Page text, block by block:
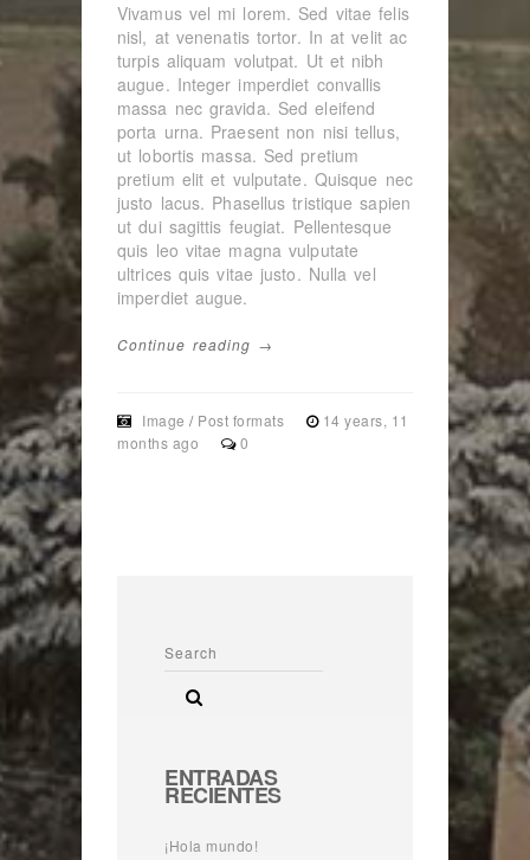
Vivamus vel mi lorem. Sed vitae felis
nisl, at venenatis tortor. In at velit ac
turpis aliquam volutpat. Ut et nibh
augue. Integer imperdiet convallis
massa nec gravida. Sed eleifend
porta urna. Praesent non nisi tellus,
ut lobortis massa. Sed pretium
pretium elit et vulputate. Quisque nec
justo lacus. Phasellus tristique sapien
ut dui sagittis feugiat. Pellentesque
quis leo vitae magna vulputate
ultrices quis vitae justo. Nulla vel
imperdiet augue.
Continue reading →
Image / Post formats
14 years, 11
months ago
0
ENTRADAS
RECIENTES
¡Hola mundo!